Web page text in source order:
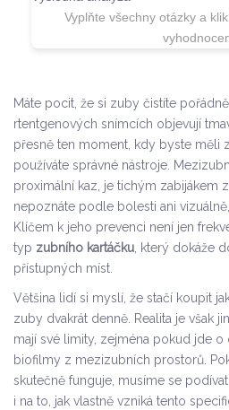
Vyplňte všechny otázky a
Máte pocit, že si zuby čistíte
rtentgenových snímcích objevují
přesně ten moment, kdy byste měli
používáte správné nástroje.
proximální kaz, je tichým zabijákem
nepoznáte podle bolesti ani
Klíčem k jeho prevenci není jen
typ zubního kartáčku , který dokáže
přístupných míst.
Většina lidí si myslí, že stačí koupit
zuby dvakrát denně. Realita je však
mají své limity, zejména pokud jde o
biofilmy z mezizubních prostorů.
skutečně funguje, musíme se
i na to, jak vlastně vzniká tento